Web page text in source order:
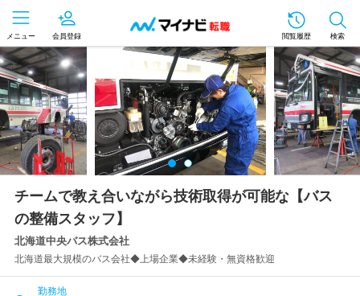
メニュー 会員登録 閲覧履歴 検索
チームで教え合いながら技術取得が可能な【バス
の整備スタッフ】
北海道中央バス株式会社
北海道最大規模のバス会社◆上場企業◆未経験・無資格歓迎
勤務地